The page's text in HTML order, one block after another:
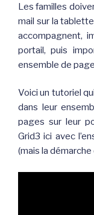
Les familles
mail sur la
accompagnent,
portail, puis
ensemble de
Voici un tutoriel
dans leur
pages sur leur
Grid3 ici avec
(mais la